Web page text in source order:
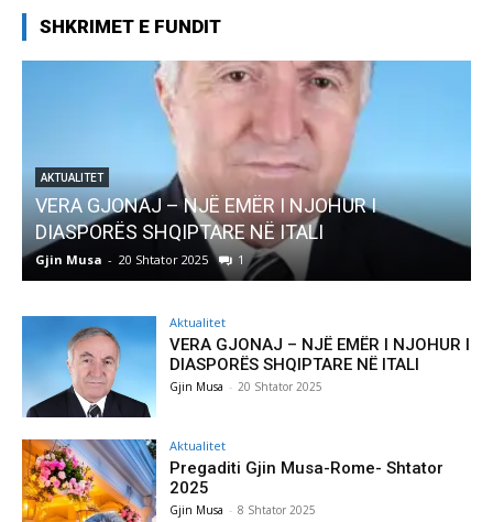
SHKRIMET E FUNDIT
AKTUALITET
VERA GJONAJ – NJË EMËR I NJOHUR I
DIASPORËS SHQIPTARE NË ITALI
Gjin Musa - 20 Shtator 2025 1
Aktualitet
VERA GJONAJ – NJË EMËR I NJOHUR I
DIASPORËS SHQIPTARE NË ITALI
Gjin Musa - 20 Shtator 2025
Aktualitet
Pregaditi Gjin Musa-Rome- Shtator
2025
Gjin Musa - 8 Shtator 2025